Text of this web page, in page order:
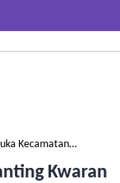
Kecamatan…
Kwaran